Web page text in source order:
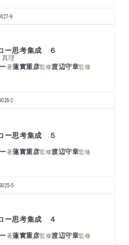
9
ー思考集成 ６
理
著蓮實重彦監修渡辺守章監修
2
ー思考集成 ５
著蓮實重彦監修渡辺守章監修
5
ー思考集成 ４
著蓮實重彦監修渡辺守章監修